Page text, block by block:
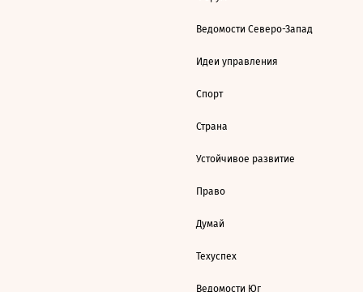
Ведомости Северо-Запад
Идеи управления
Спорт
Страна
Устойчивое развитие
Право
Думай
Техуспех
Ведомости Юг